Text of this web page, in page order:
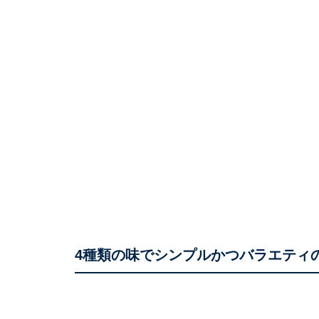
4種類の味でシンプルかつバラエティ